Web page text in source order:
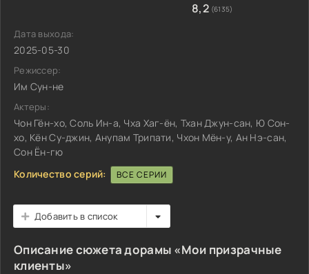
8,2 (6135)
Дата выхода:
2025-05-30
Режиссер:
Им Сун-не
Актеры:
Чон Гён-хо, Соль Ин-а, Чха Хаг-ён, Тхан Джун-сан, Ю Сон-
хо, Кён Су-джин, Анупам Трипати, Чхон Мён-у, Ан Нэ-сан,
Сон Ён-гю
Количество серий:
ВСЕ СЕРИИ
Добавить в список
Описание сюжета дорамы «Мои призрачные
клиенты»